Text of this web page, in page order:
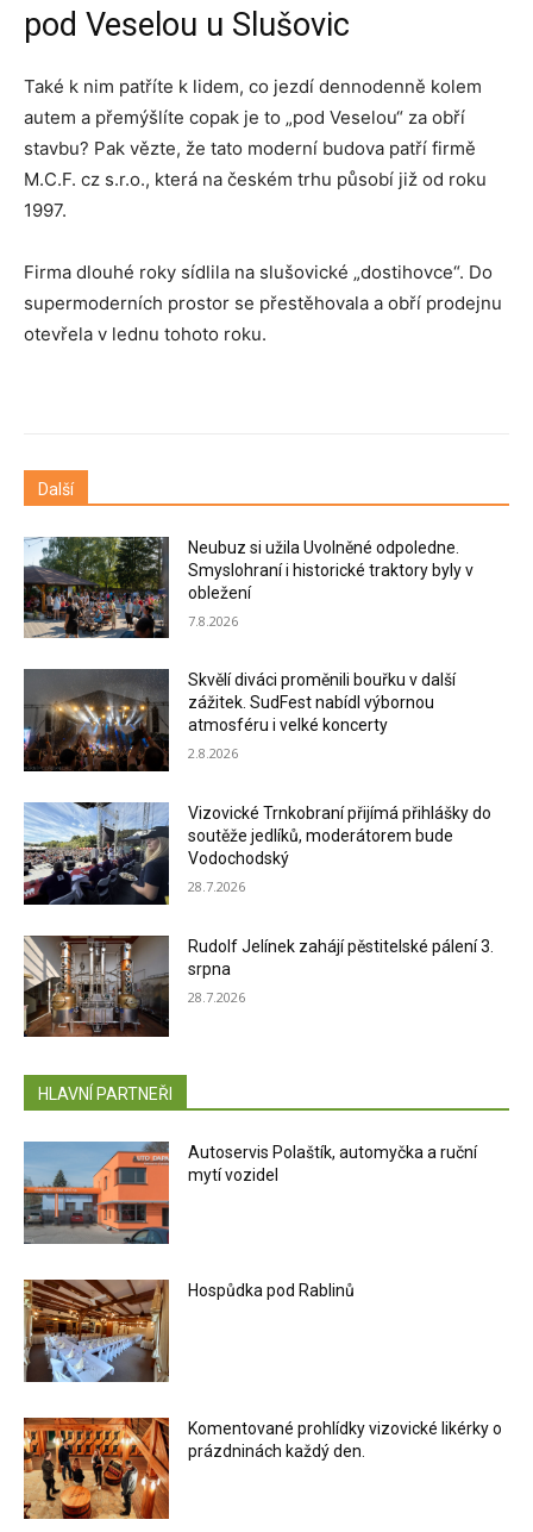
pod Veselou u Slušovic
Také k nim patříte k lidem, co jezdí dennodenně kolem
autem a přemýšlíte copak je to „pod Veselou“ za obří
stavbu? Pak vězte, že tato moderní budova patří firmě
M.C.F. cz s.r.o., která na českém trhu působí již od roku
1997.
Firma dlouhé roky sídlila na slušovické „dostihovce“. Do
supermoderních prostor se přestěhovala a obří prodejnu
otevřela v lednu tohoto roku.
Další
Neubuz si užila Uvolněné odpoledne.
Smyslohraní i historické traktory byly v
obležení
7.8.2026
Skvělí diváci proměnili bouřku v další
zážitek. SudFest nabídl výbornou
atmosféru i velké koncerty
2.8.2026
Vizovické Trnkobraní přijímá přihlášky do
soutěže jedlíků, moderátorem bude
Vodochodský
28.7.2026
Rudolf Jelínek zahájí pěstitelské pálení 3.
srpna
28.7.2026
HLAVNÍ PARTNEŘI
Autoservis Polaštík, automyčka a ruční
mytí vozidel
Hospůdka pod Rablinů
Komentované prohlídky vizovické likérky o
prázdninách každý den.